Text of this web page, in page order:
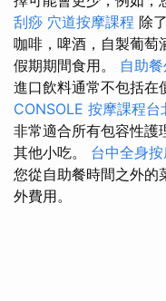
刮痧 穴道按摩課程 除
咖啡，啤酒，自製葡萄
假期期間食用。 自助
進口飲料通常不包括在
CONSOLE 按摩課程台
非常適合所有包容性護
其他小吃。 台中全身
您從自助餐時間之外的
外費用。